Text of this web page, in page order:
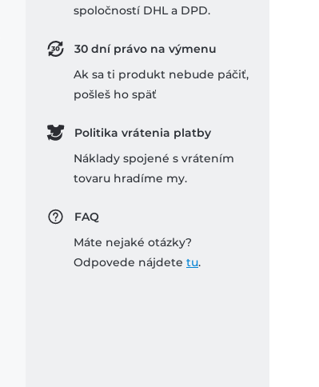
spoločností DHL a DPD.
30 dní právo na výmenu
Ak sa ti produkt nebude páčiť,
pošleš ho späť
Politika vrátenia platby
Náklady spojené s vrátením
tovaru hradíme my.
FAQ
Máte nejaké otázky?
Odpovede nájdete tu.